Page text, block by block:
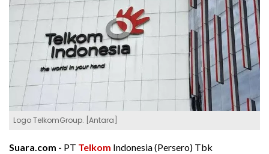
Logo TelkomGroup. [Antara]
Suara.com - PT Telkom Indonesia (Persero) Tbk